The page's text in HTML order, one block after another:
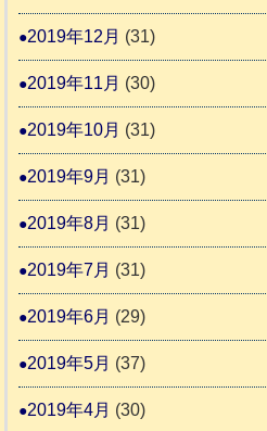
2019年12月 (31)
2019年11月 (30)
2019年10月 (31)
2019年9月 (31)
2019年8月 (31)
2019年7月 (31)
2019年6月 (29)
2019年5月 (37)
2019年4月 (30)